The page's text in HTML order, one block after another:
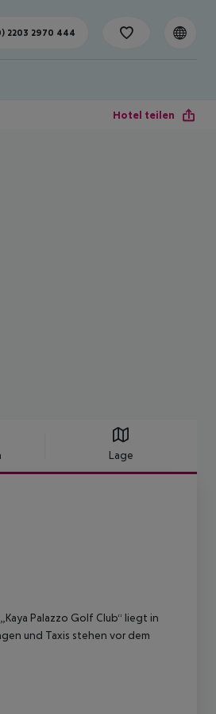
2203 2970 444
Hotel teilen
Lage
Palazzo Golf Club“ liegt in
und Taxis stehen vor dem